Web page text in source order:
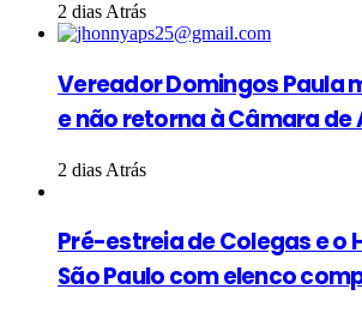
2 dias Atrás
Vereador Domingos Paula
e não retorna à Câmara de
2 dias Atrás
Pré-estreia de Colegas e o
São Paulo com elenco